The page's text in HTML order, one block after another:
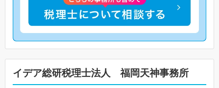
イデア総研税理士法人 福岡天神事務所